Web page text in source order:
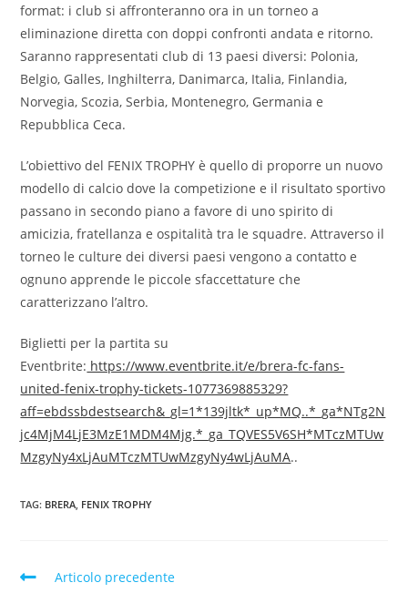
format: i club si affronteranno ora in un torneo a
eliminazione diretta con doppi confronti andata e ritorno.
Saranno rappresentati club di 13 paesi diversi: Polonia,
Belgio, Galles, Inghilterra, Danimarca, Italia, Finlandia,
Norvegia, Scozia, Serbia, Montenegro, Germania e
Repubblica Ceca.
L’obiettivo del FENIX TROPHY è quello di proporre un nuovo
modello di calcio dove la competizione e il risultato sportivo
passano in secondo piano a favore di uno spirito di
amicizia, fratellanza e ospitalità tra le squadre. Attraverso il
torneo le culture dei diversi paesi vengono a contatto e
ognuno apprende le piccole sfaccettature che
caratterizzano l’altro.
Biglietti per la partita su
Eventbrite: https://www.eventbrite.it/e/brera-fc-fans-
united-fenix-trophy-tickets-1077369885329?
aff=ebdssbdestsearch&_gl=1*139jltk*_up*MQ..*_ga*NTg2N
jc4MjM4LjE3MzE1MDM4Mjg.*_ga_TQVES5V6SH*MTczMTUw
MzgyNy4xLjAuMTczMTUwMzgyNy4wLjAuMA..
TAG: BRERA, FENIX TROPHY
Articolo precedente